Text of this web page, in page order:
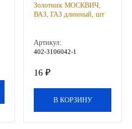
Золотник МОСКВИЧ,
ВАЗ, ГАЗ длинный, шт
Артикул:
402-3106042-1
16 ₽
В КОРЗИНУ